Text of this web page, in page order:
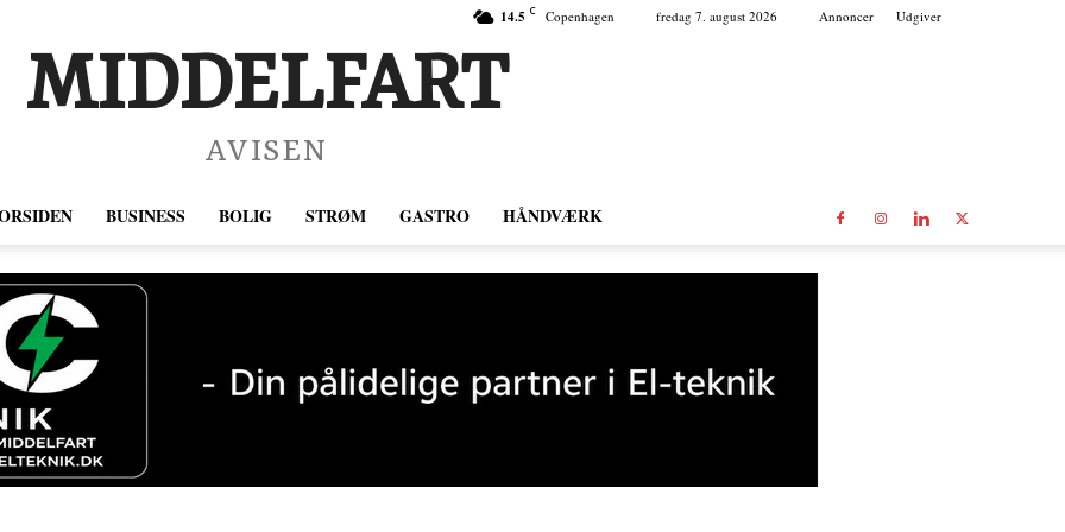
14.5 C Copenhagen fredag 7. august 2026 Annoncer Udgiver
MIDDELFART
AVISEN
BUSINESS BOLIG STRØM GASTRO HÅNDVÆRK